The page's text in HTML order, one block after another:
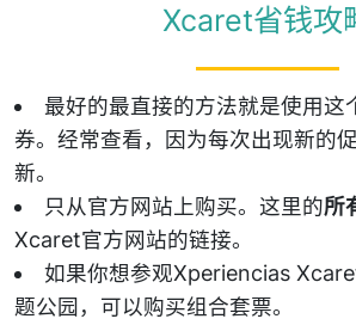
Xcaret省钱攻
最好的最直接的方法就是使用这
券。经常查看，因为每次出现新的
新。
只从官方网站上购买。这里的所
Xcaret官方网站的链接。
如果你想参观Xperiencias
题公园，可以购买组合套票。